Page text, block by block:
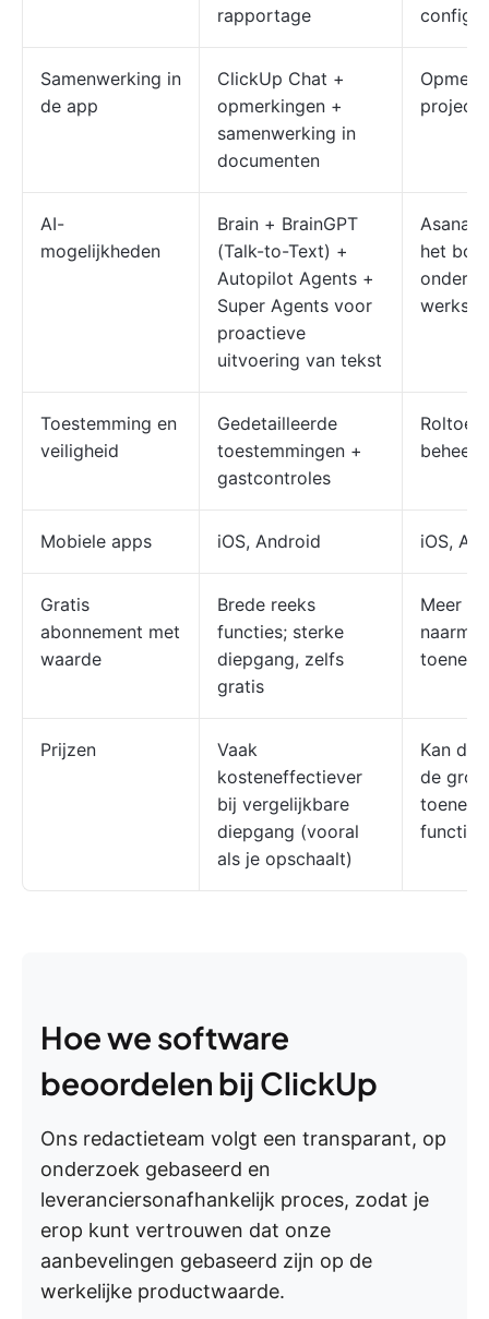
rapportage
Samenwerking in
de app
ClickUp Chat +
opmerkingen +
samenwerking in
documenten
AI-
mogelijkheden
Brain + BrainGPT
(Talk-to-Text) +
Autopilot Agents +
Super Agents voor
proactieve
uitvoering van tekst
Asana
het
Toestemming en
veiligheid
Gedetailleerde
toestemmingen +
gastcontroles
Mobiele apps iOS, Android iOS,
Gratis
abonnement met
waarde
Brede reeks
functies; sterke
diepgang, zelfs
gratis
Meer
Prijzen
Vaak
kosteneffectiever
bij vergelijkbare
diepgang (vooral
als je opschaalt)
Kan
de
Hoe we software
beoordelen bij ClickUp
Ons redactieteam volgt een transparant, op
onderzoek gebaseerd en
leveranciersonafhankelijk proces, zodat je
erop kunt vertrouwen dat onze
aanbevelingen gebaseerd zijn op de
werkelijke productwaarde.